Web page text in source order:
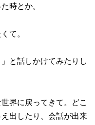
時とか。
て。
と話しかけてみたりし
界に戻ってきて。どこ
出したり、会話が出来